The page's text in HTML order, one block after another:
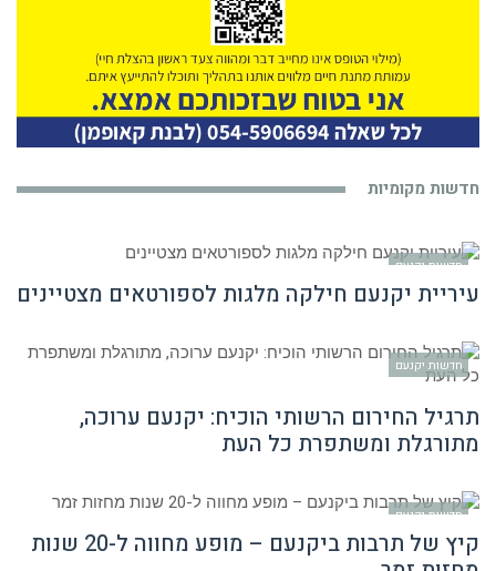
חדשות מקומיות
חדשות יקנעם
עיריית יקנעם חילקה מלגות לספורטאים מצטיינים
חדשות יקנעם
תרגיל החירום הרשותי הוכיח: יקנעם ערוכה,
מתורגלת ומשתפרת כל העת
חדשות יקנעם
קיץ של תרבות ביקנעם – מופע מחווה ל-20 שנות